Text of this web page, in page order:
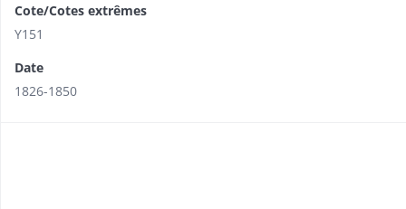
Cote/Cotes extrêmes
Y151
Date
1826-1850